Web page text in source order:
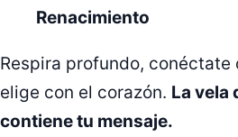
Renacimiento
Respira profundo, conéctate
elige con el corazón. La vela
contiene tu mensaje.